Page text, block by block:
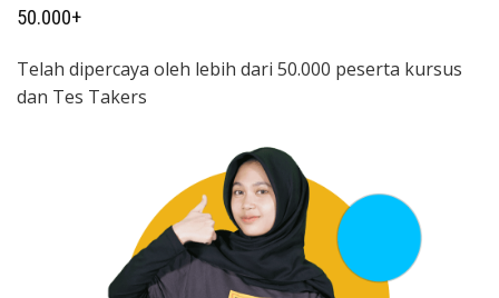
50.000+
Telah dipercaya oleh lebih dari 50.000 peserta kursus
dan Tes Takers